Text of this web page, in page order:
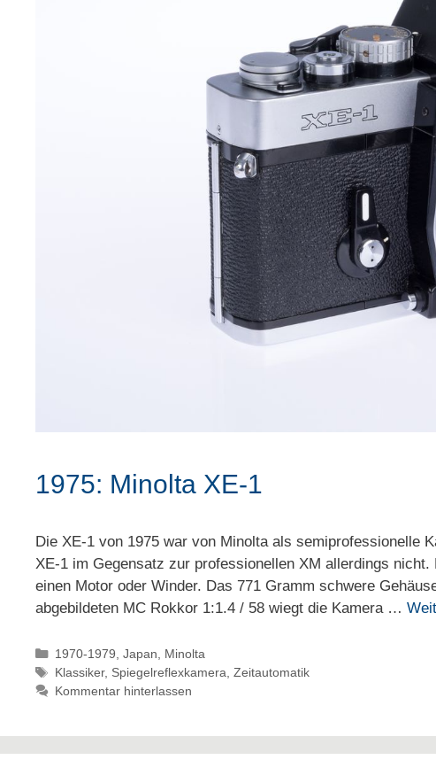
1975: Minolta XE-1
Die XE-1 von 1975 war von Minolta als semiprofessionelle
XE-1 im Gegensatz zur professionellen XM allerdings
einen Motor oder Winder. Das 771 Gramm schwere
abgebildeten MC Rokkor 1:1.4 / 58 wiegt die Kamera …
Kategorien
1970-1979 Japan
Minolta
Schlagwörter
Klassiker, Spiegelreflexkamera Zeitautomatik
Kommentar hinterlassen